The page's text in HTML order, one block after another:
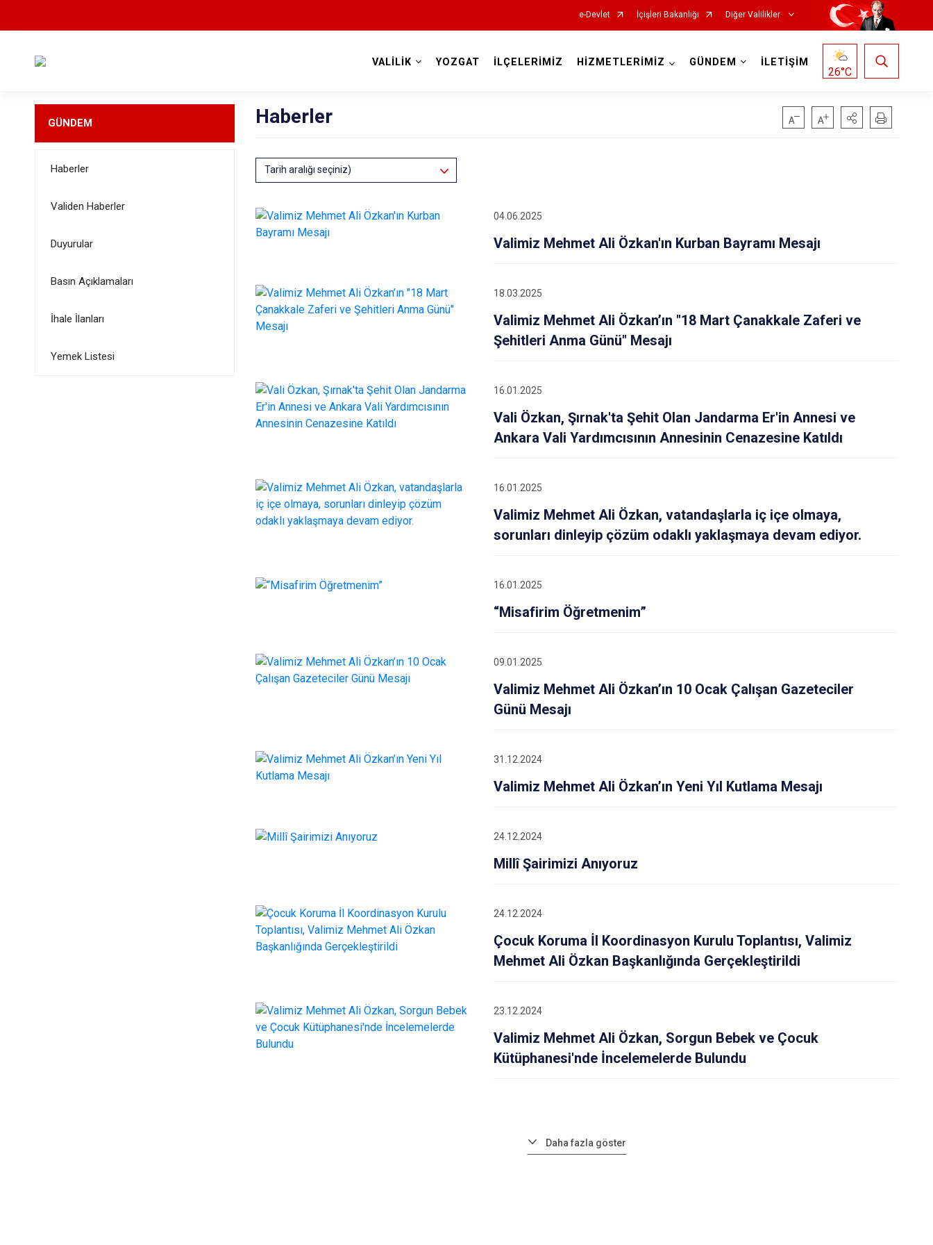
e-Devlet İçişleri Bakanlığı Diğer Valilikler
VALİLİK YOZGAT İLÇELERİMİZ HİZMETLERİMİZ GÜNDEM İLETİŞİM
26°C
GÜNDEM
Haberler
Validen Haberler
Duyurular
Basın Açıklamaları
İhale İlanları
Yemek Listesi
Haberler
Tarih aralığı seçiniz)
04.06.2025
Valimiz Mehmet Ali Özkan'ın Kurban Bayramı Mesajı
18.03.2025
Valimiz Mehmet Ali Özkan’ın "18 Mart Çanakkale Zaferi ve
Şehitleri Anma Günü" Mesajı
16.01.2025
Vali Özkan, Şırnak'ta Şehit Olan Jandarma Er'in Annesi ve
Ankara Vali Yardımcısının Annesinin Cenazesine Katıldı
16.01.2025
Valimiz Mehmet Ali Özkan, vatandaşlarla iç içe olmaya,
sorunları dinleyip çözüm odaklı yaklaşmaya devam ediyor.
16.01.2025
“Misafirim Öğretmenim”
09.01.2025
Valimiz Mehmet Ali Özkan’ın 10 Ocak Çalışan Gazeteciler
Günü Mesajı
31.12.2024
Valimiz Mehmet Ali Özkan’ın Yeni Yıl Kutlama Mesajı
24.12.2024
Millî Şairimizi Anıyoruz
24.12.2024
Çocuk Koruma İl Koordinasyon Kurulu Toplantısı, Valimiz
Mehmet Ali Özkan Başkanlığında Gerçekleştirildi
23.12.2024
Valimiz Mehmet Ali Özkan, Sorgun Bebek ve Çocuk
Kütüphanesi'nde İncelemelerde Bulundu
Daha fazla göster